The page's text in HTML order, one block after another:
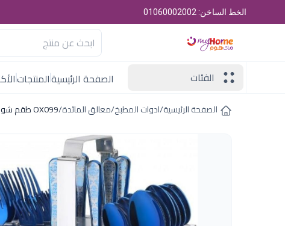
الخط الساخن: 01060002002
الفئات
الصفحة الرئيسيةالمنتجات
الصفحة الرئيسية/ادوات المطبخ/معالق المائدة/OX099 طقم شوك و ملاعق 30 ق اكسفورد